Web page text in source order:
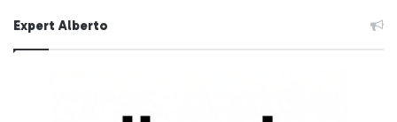
Expert Alberto